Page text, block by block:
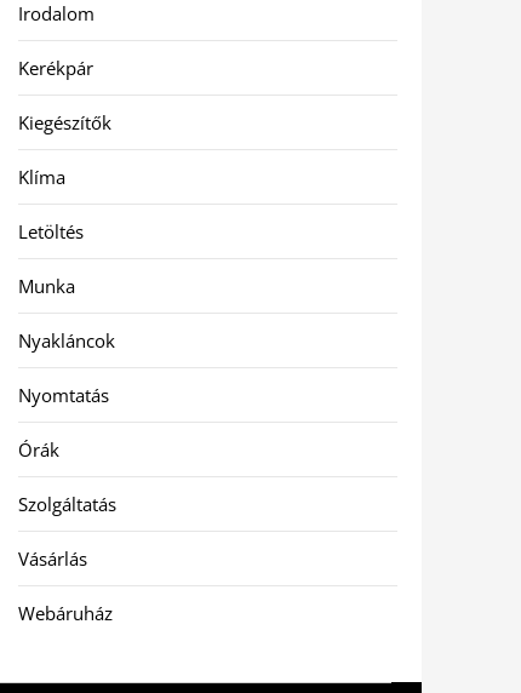
Irodalom
Kerékpár
Kiegészítők
Klíma
Letöltés
Munka
Nyakláncok
Nyomtatás
Órák
Szolgáltatás
Vásárlás
Webáruház